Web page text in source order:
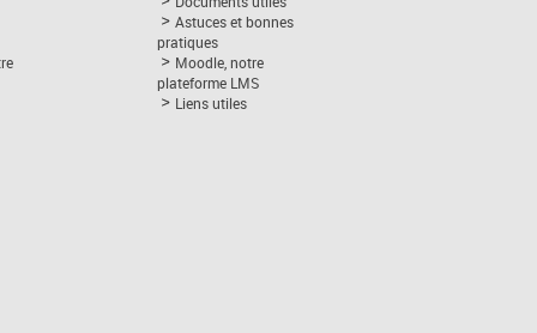
Astuces et bonnes
pratiques
Moodle, notre
plateforme LMS
Liens utiles